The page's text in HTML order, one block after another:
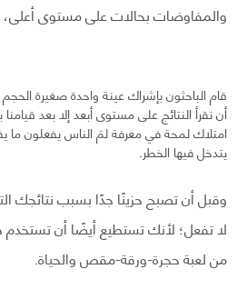
والمفاوضات بحالات على مستوى أعلى،
قام الباحثون بإشراك عينة واحدة صغيرة
أن نقرأ النتائج على مستوى أبعد إلا بعد
امتلاك لمحة في معرفة لمَ الناس يفعلون ما
يتدخل فيها الخطر.
وقبل أن تصبح حزينًا جدًا بسبب نتائجك
لا تفعل؛ لأنك تستطيع أيضًا أن
من لعبة حجرة-ورقة-مقص والحياة.